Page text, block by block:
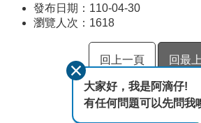
發布日期：110-04-30
瀏覽人次： 1618
回上一頁 回最
大家好，我是阿滴仔!
有任何問題可以先問我